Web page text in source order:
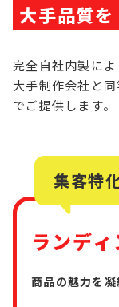
大手品質
完全自社内製に
大手制作会社と
でご提供します。
集客特
ランデ
商品の魅力を